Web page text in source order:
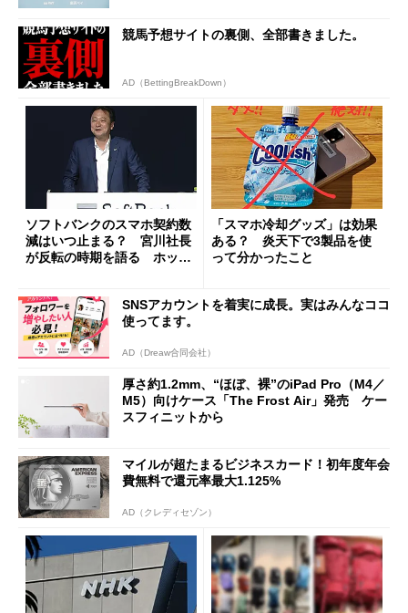
競馬予想サイトの裏側、全部書きました。
AD（BettingBreakDown）
ソフトバンクのスマホ契約数
減はいつ止まる？ 宮川社長
が反転の時期を語る ホッピ
「スマホ冷却グッズ」は効果
ある？ 炎天下で3製品を使
って分かったこと
SNSアカウントを着実に成長。実はみんなココ
使ってます。
AD（Dreaw合同会社）
厚さ約1.2mm、“ほぼ、裸”のiPad Pro（M4／
M5）向けケース「The Frost Air」発売 ケー
スフィニットから
マイルが超たまるビジネスカード！初年度年会
費無料で還元率最大1.125%
AD（クレディセゾン）